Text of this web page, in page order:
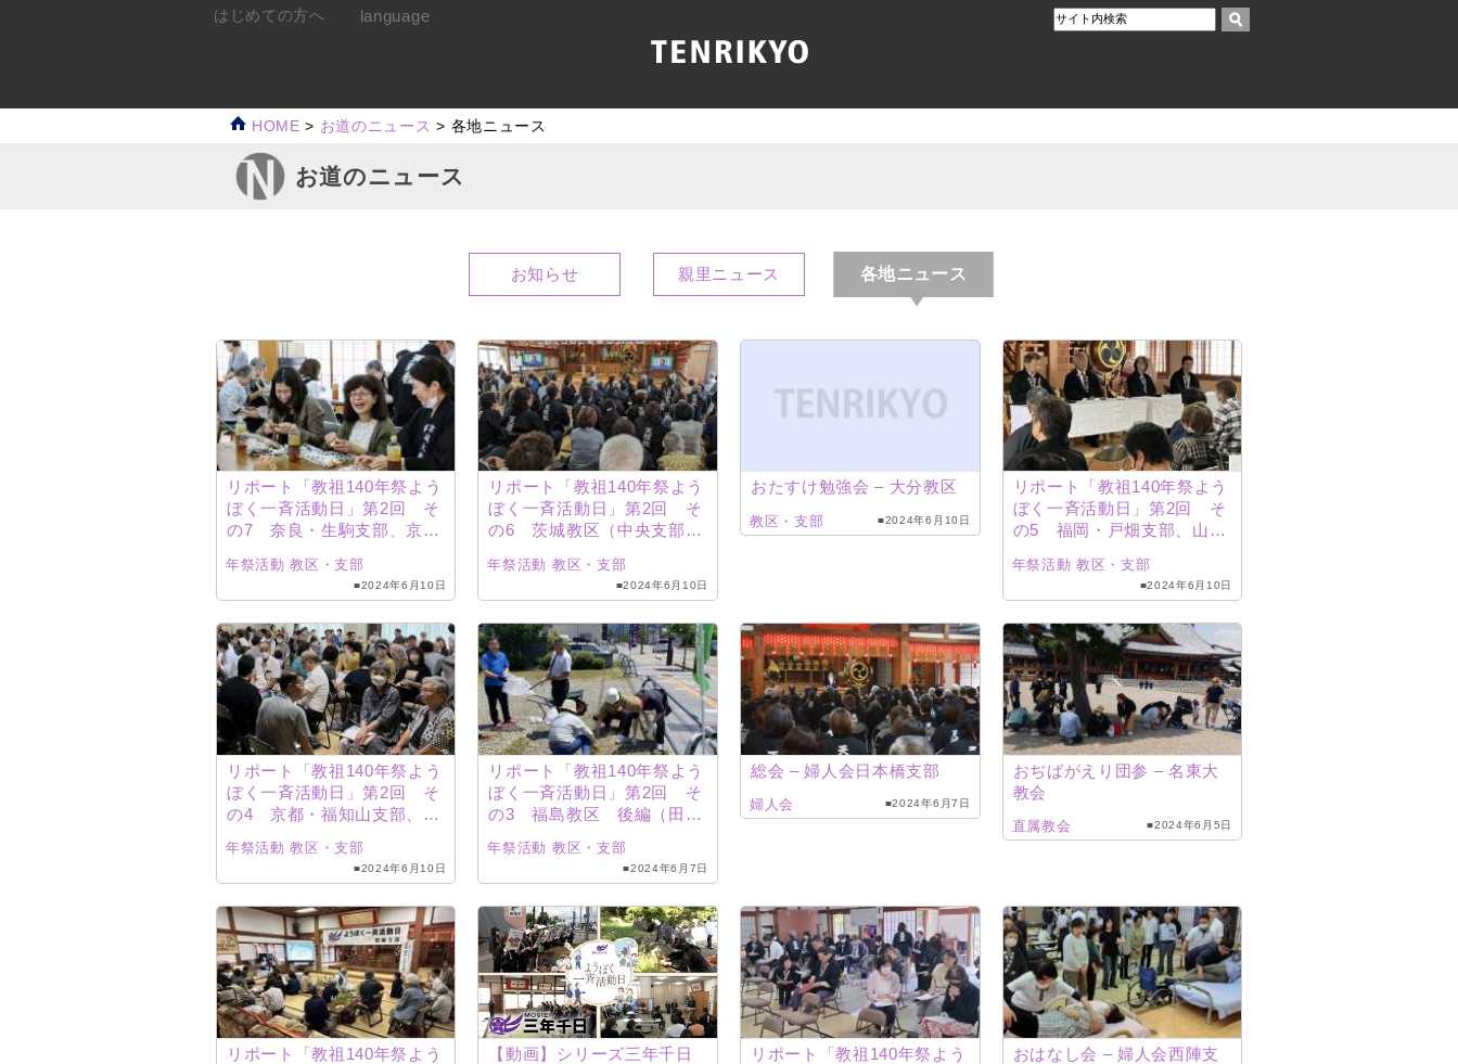
HOME > お道のニュース > 各地ニュース
お道のニュース
お知らせ 親里ニュース 各地ニュース
リポート「教祖140年祭よう
ぼく一斉活動日」第2回 そ
の7 奈良・生駒支部、京
（坂井支部、嶺南支部）
年祭活動 教区・支部
■2024年6月10日
リポート「教祖140年祭よう
ぼく一斉活動日」第2回 そ
の6 茨城教区（中央支部、
年祭活動 教区・支部
■2024年6月10日
おたすけ勉強会 – 大分教区
教区・支部 ■2024年6月10日
リポート「教祖140年祭よう
ぼく一斉活動日」第2回 そ
の5 福岡・戸畑支部、山
宇和支部
年祭活動 教区・支部
■2024年6月10日
リポート「教祖140年祭よう
ぼく一斉活動日」第2回 そ
の4 京都・福知山支部、東
小支部
年祭活動 教区・支部
■2024年6月10日
リポート「教祖140年祭よう
ぼく一斉活動日」第2回 そ
の3 福島教区 後編（田村
部）
年祭活動 教区・支部
■2024年6月7日
総会 – 婦人会日本橋支部
婦人会 ■2024年6月7日
おぢばがえり団参 – 名東大
教会
直属教会 ■2024年6月5日
リポート「教祖140年祭よう
【動画】シリーズ三年千日
リポート「教祖140年祭よう
おはなし会 – 婦人会西陣支
はじめての方へ language